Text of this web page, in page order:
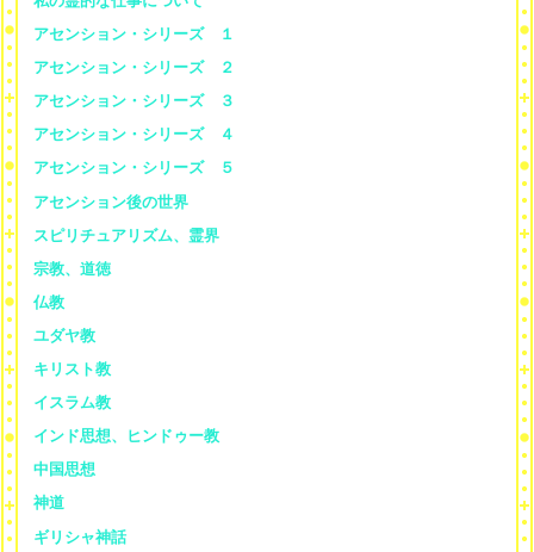
アセンション・シリーズ １
アセンション・シリーズ ２
アセンション・シリーズ ３
アセンション・シリーズ ４
アセンション・シリーズ ５
アセンション後の世界
スピリチュアリズム、霊界
宗教、道徳
仏教
ユダヤ教
キリスト教
イスラム教
インド思想、ヒンドゥー教
中国思想
神道
ギリシャ神話